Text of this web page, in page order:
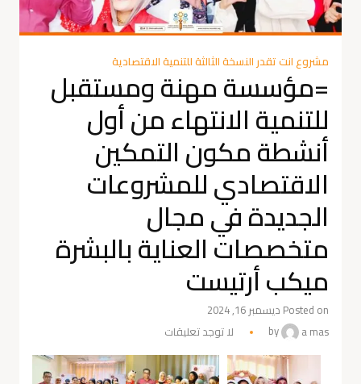
مشروع انت تقدر النسخة الثالثة للتنمية الاقتصادية
=مؤسسة مهنة ومستقبل
للتنمية الانتهاء من أول
أنشطة مكون التمكين
الاقتصادي للمشروعات
الجديدة في مجال
متخصصات العناية بالبشرة
ميكب أرتيست
Posted on ديسمبر 16, 2024
by
a mas لا توجد تعليقات